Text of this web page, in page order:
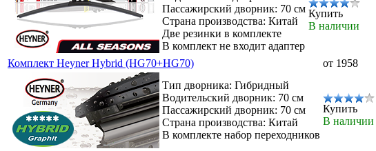
Пассажирский дворник: 70 см
Страна производства: Китай
Две резинки в комплекте
В комплект не входит адаптер
Купить
В наличии
Комплект Heyner Hybrid (HG70+HG70)
от 1958
Тип дворника: Гибридный
Водительский дворник: 70 см
Пассажирский дворник: 70 см
Страна производства: Китай
В комплекте набор переходников
Купить
В наличии